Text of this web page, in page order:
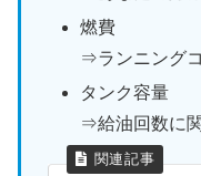
燃費
⇒ランニング
タンク容量
⇒給油回数に